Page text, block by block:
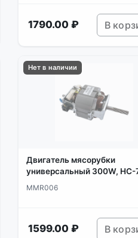
1790.00 ₽ В
Нет в наличии
Двигатель мясорубки
универсальный 300W,
MMR006
1599.00 ₽ В